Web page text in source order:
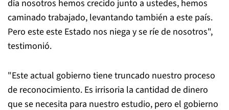
día nosotros hemos crecido junto a ustedes, hemos
caminado trabajado, levantando también a este país.
Pero este este Estado nos niega y se ríe de nosotros",
testimonió.
"Este actual gobierno tiene truncado nuestro proceso
de reconocimiento. Es irrisoria la cantidad de dinero
que se necesita para nuestro estudio, pero el gobierno